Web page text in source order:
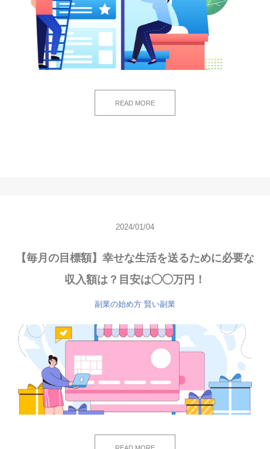
READ MORE
2024/01/04
【毎月の目標額】幸せな生活を送るために必要な
収入額は？目安は◯◯万円！
副業の始め方 賢い副業